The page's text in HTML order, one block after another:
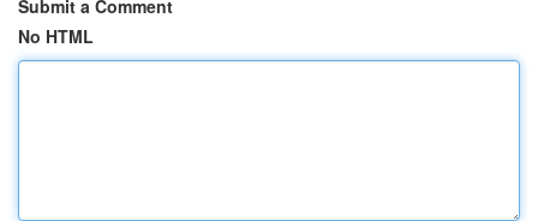
Submit a Comment
No HTML